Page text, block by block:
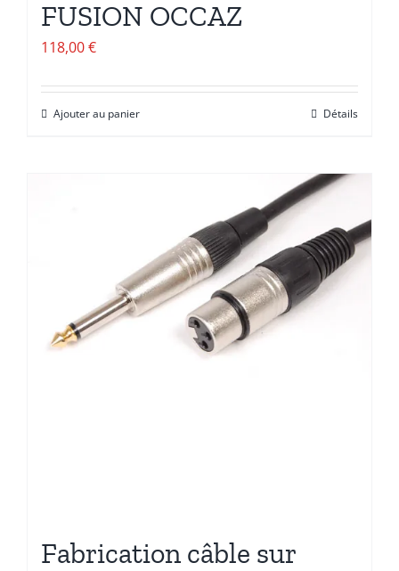
FUSION OCCAZ
118,00€
Ajouter au panier Détails
Fabrication câble sur